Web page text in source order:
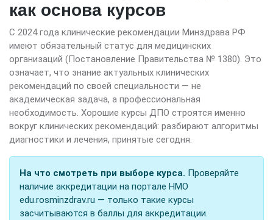
как основа курсов
С 2024 года клинические рекомендации Минздрава РФ
имеют обязательный статус для медицинских
организаций (Постановление Правительства № 1380). Это
означает, что знание актуальных клинических
рекомендаций по своей специальности — не
академическая задача, а профессиональная
необходимость. Хорошие курсы ДПО строятся именно
вокруг клинических рекомендаций: разбирают алгоритмы
диагностики и лечения, принятые сегодня.
На что смотреть при выборе курса. Проверяйте
наличие аккредитации на портале НМО
edu.rosminzdrav.ru — только такие курсы
засчитываются в баллы для аккредитации.